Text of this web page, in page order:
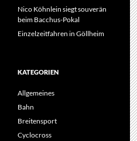
Nico Köhnlein siegt souverän
beim Bacchus-Pokal
Einzelzeitfahren in Göllheim
KATEGORIEN
Allgemeines
Bahn
Breitensport
Cyclocross